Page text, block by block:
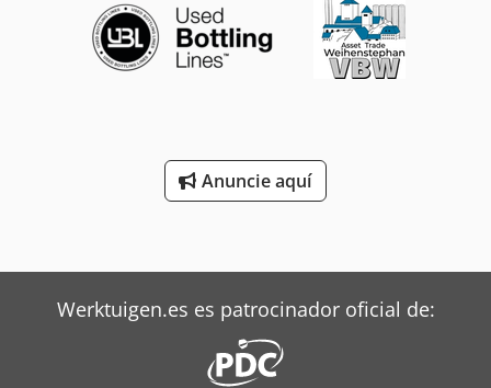
Anuncie aquí
Werktuigen.es es patrocinador oficial de: